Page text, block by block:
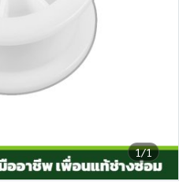
1/1